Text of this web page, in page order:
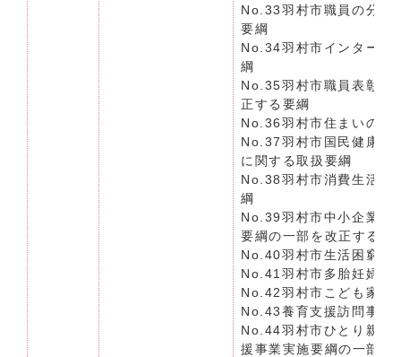
No.33羽村市職員の分限
要綱
No.34羽村市インターン
綱
No.35羽村市職員表彰規
正する要綱
No.36羽村市住まいの防
No.37羽村市国民健康保
に関する取扱要綱
No.38羽村市消費生活セ
綱
No.39羽村市中小企業人
要綱の一部を改正する要
No.40羽村市生活困窮者
No.41羽村市多胎妊婦健
No.42羽村市こども家庭
No.43養育支援訪問事業
No.44羽村市ひとり親家
援事業実施要綱の一部を